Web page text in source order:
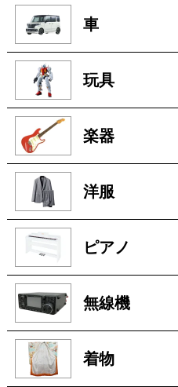
車
玩具
楽器
洋服
ピアノ
無線機
着物